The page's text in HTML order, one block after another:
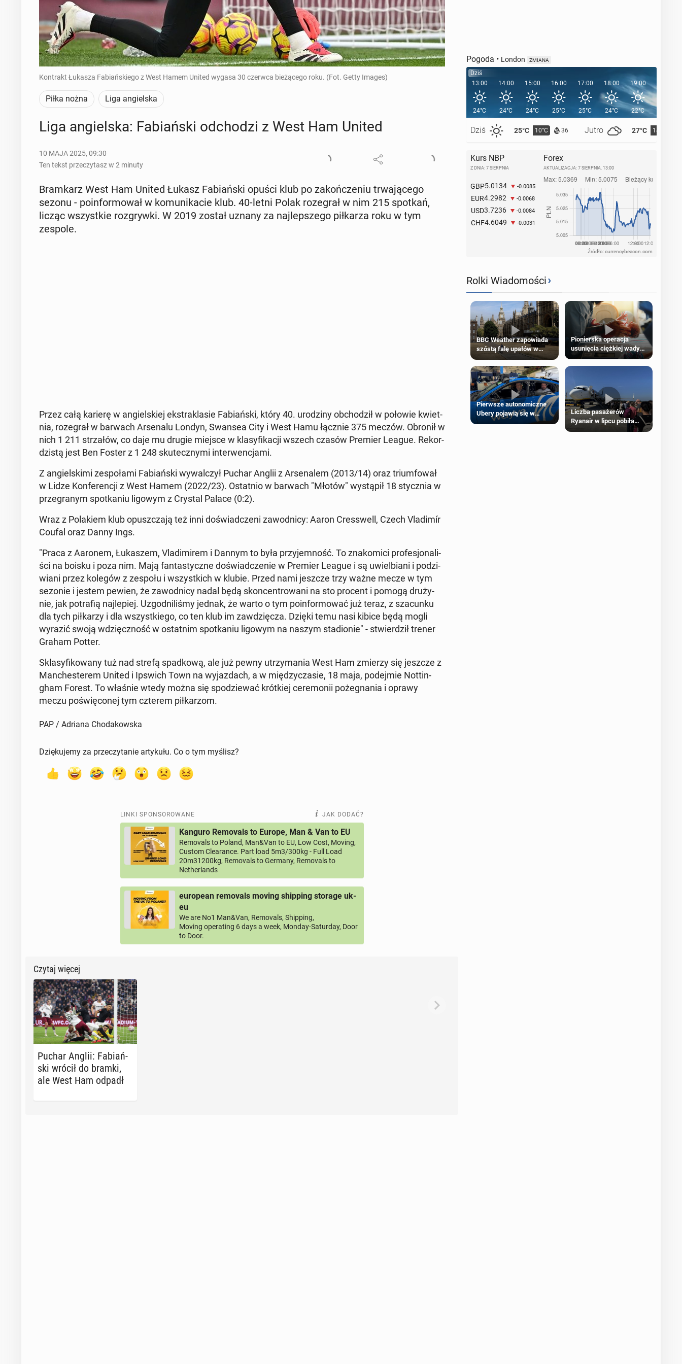
Kontrakt Łukasza Fabiańskiego z West Hamem United wygasa 30 czerwca bieżącego roku. (Fot. Getty Images)
Piłka nożna Liga angielska
Liga an­giel­ska: Fa­biań­ski od­cho­dzi z West Ham United
10 MAJA 2025, 09:30
Ten tekst przeczytasz w 2 minuty
Bram­karz West Ham United Łukasz Fa­biań­ski opuści klub po za­koń­cze­niu trwa­ją­ce­go
sezonu - po­in­for­mo­wał w ko­mu­ni­ka­cie klub. 40-letni Polak ro­ze­grał w nim 215 spotkań,
licząc wszyst­kie roz­gryw­ki. W 2019 został uznany za naj­lep­sze­go pił­ka­rza roku w tym
zespole.
Przez całą karierę w an­giel­skiej eks­tra­kla­sie Fa­biań­ski, który 40. uro­dzi­ny ob­cho­dził w połowie kwiet­
nia, ro­ze­grał w barwach Ar­se­na­lu Londyn, Swansea City i West Hamu łącznie 375 meczów. Obronił w
nich 1 211 strza­łów, co daje mu drugie miejsce w kla­sy­fi­ka­cji wszech czasów Premier League. Re­kor­
dzi­stą jest Ben Foster z 1 248 sku­tecz­ny­mi in­ter­wen­cja­mi.
Z an­giel­ski­mi ze­spo­ła­mi Fa­biań­ski wy­wal­czył Puchar Anglii z Ar­se­na­lem (2013/14) oraz trium­fo­wał
w Lidze Kon­fe­ren­cji z West Hamem (2022/23). Ostat­nio w barwach "Młotów" wy­stą­pił 18 stycz­nia w
prze­gra­nym spo­tka­niu ligowym z Crystal Palace (0:2).
Wraz z Po­la­kiem klub opusz­cza­ją też inni do­świad­cze­ni za­wod­ni­cy: Aaron Cres­swell, Czech Vla­di­mír
Coufal oraz Danny Ings.
"Praca z Aaronem, Łu­ka­szem, Vla­di­mi­rem i Dannym to była przy­jem­ność. To zna­ko­mi­ci pro­fe­sjo­na­li­
ści na boisku i poza nim. Mają fan­ta­stycz­ne do­świad­cze­nie w Premier League i są uwiel­bia­ni i po­dzi­
wia­ni przez kolegów z zespołu i wszyst­kich w klubie. Przed nami jeszcze trzy ważne mecze w tym
sezonie i jestem pewien, że za­wod­ni­cy nadal będą skon­cen­tro­wa­ni na sto procent i pomogą dru­ży­
nie, jak po­tra­fią naj­le­piej. Uzgod­ni­li­śmy jednak, że warto o tym po­in­for­mo­wać już teraz, z sza­cun­ku
dla tych pił­ka­rzy i dla wszyst­kie­go, co ten klub im za­wdzię­cza. Dzięki temu nasi kibice będą mogli
wyrazić swoją wdzięcz­ność w ostat­nim spo­tka­niu ligowym na naszym sta­dio­nie" - stwier­dził trener
Graham Potter.
Skla­sy­fi­ko­wa­ny tuż nad strefą spad­ko­wą, ale już pewny utrzy­ma­nia West Ham zmierzy się jeszcze z
Man­che­ste­rem United i Ipswich Town na wy­jaz­dach, a w mię­dzy­cza­sie, 18 maja, po­dej­mie Not­tin­
gham Forest. To właśnie wtedy można się spo­dzie­wać krót­kiej ce­re­mo­nii po­że­gna­nia i oprawy
meczu po­świę­co­nej tym czterem pił­ka­rzom.
PAP / Adriana Chodakowska
Dziękujemy za przeczytanie artykułu. Co o tym myślisz?
LINKI SPONSOROWANE JAK DODAĆ?
Kanguro Removals to Europe, Man & Van to EU
Removals to Poland, Man&Van to EU, Low Cost, Moving,
Custom Clearance. Part load 5m3/300kg - Full Load
20m31200kg, Removals to Germany, Removals to
Netherlands
european removals moving shipping storage uk-
eu
We are No1 Man&Van, Removals, Shipping,
Moving operating 6 days a week, Monday-Saturday, Door
to Door.
Czytaj więcej
Puchar Anglii: Fa­biań­
ski wrócił do bramki,
ale West Ham odpadł
Pogoda • London ZMIANA
Dziś
13:00
24°C
Dziś 25°C 10°C 36 Jutro 27°C 14°C
14:00
24°C
15:00
24°C
16:00
25°C
17:00
25°C
18:00
24°C
19:00
22°C
20:00
Kurs NBP
Z DNIA: 7 SIERPNIA
GBP5.0134 -0.0085
EUR4.2982 -0.0068
USD3.7236 -0.0084
CHF4.6049 -0.0031
Forex
AKTUALIZACJA: 7 SIERPNIA, 13:00
Źródło: currencybeacon.com
Rolki Wiadomości›
BBC Weather zapowiada
szóstą falę upałów w
Pionierska operacja
usunięcia ciężkiej wady
wrodzonej płodu w łonie
matki
Pierwsze autonomiczne
Ubery pojawią się w
Londynie jeszcze tego
Liczba pasażerów
Ryanair w lipcu pobiła
rekord